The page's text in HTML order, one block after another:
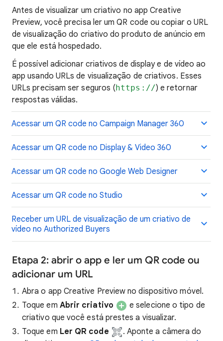
Antes de visualizar um criativo no app Creative
Preview, você precisa ler um QR code ou copiar o URL
de visualização do criativo do produto de anúncio em
que ele está hospedado.
É possível adicionar criativos de display e de vídeo ao
app usando URLs de visualização de criativos. Esses
URLs precisam ser seguros (https://) e retornar
respostas válidas.
Acessar um QR code no Campaign Manager 360
Acessar um QR code no Display & Video 360
Acessar um QR code no Google Web Designer
Acessar um QR code no Studio
Receber um URL de visualização de um criativo de
vídeo no Authorized Buyers
Etapa 2: abrir o app e ler um QR code ou
adicionar um URL
Abra o app Creative Preview no dispositivo móvel.
Toque em Abrir criativo
e selecione o tipo de
criativo que você está prestes a visualizar.
Toque em Ler QR code
. Aponte a câmera do